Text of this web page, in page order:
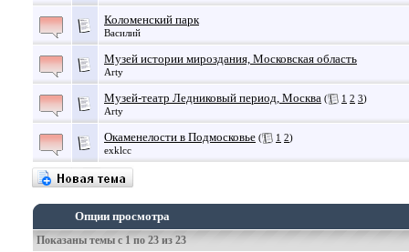
Коломенский парк
Василий
Музей истории мироздания, Московская область
Arty
Музей-театр Ледниковый период, Москва ( 1 2 3)
Arty
Окаменелости в Подмосковье ( 1 2)
exklcc
Опции просмотра
Показаны темы с 1 по 23 из 23